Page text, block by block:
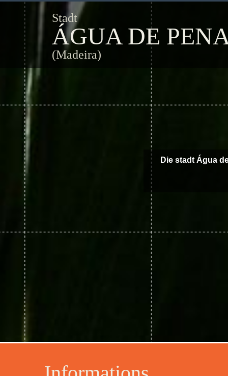
Stadt
ÁGUA DE
(Madeira)
Die stadt Água